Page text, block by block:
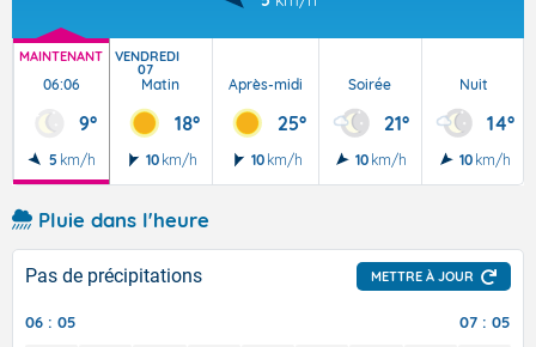
MAINTENANT
06:06
9°
5 km/h
VENDREDI
07
Matin
18°
10 km/h
Après-midi
25°
10 km/h
Soirée
21°
10 km/h
Nuit
14°
10 km/h
Pluie dans l'heure
Pas de précipitations METTRE À JOUR
06 : 05 07 : 05